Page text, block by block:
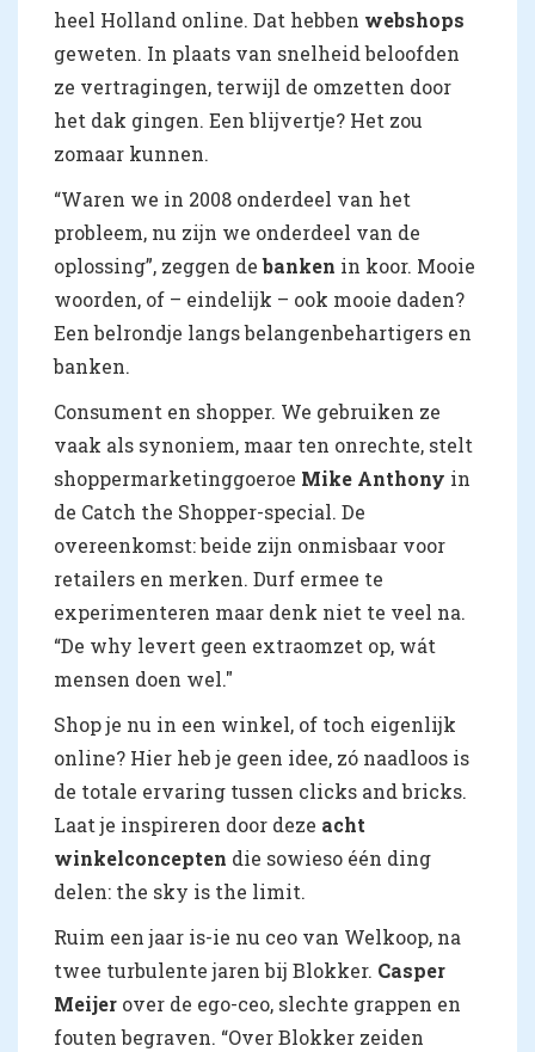
heel Holland online. Dat hebben webshops
geweten. In plaats van snelheid beloofden
ze vertragingen, terwijl de omzetten door
het dak gingen. Een blijvertje? Het zou
zomaar kunnen.
“Waren we in 2008 onderdeel van het
probleem, nu zijn we onderdeel van de
oplossing”, zeggen debanken in koor. Mooie
woorden, of – eindelijk – ook mooie daden?
Een belrondje langs belangenbehartigers en
banken.
Consument en shopper. We gebruiken ze
vaak als synoniem, maar ten onrechte, stelt
shoppermarketinggoeroe Mike Anthony in
de Catch the Shopper-special. De
overeenkomst: beide zijn onmisbaar voor
retailers en merken. Durf ermee te
experimenteren maar denk niet te veel na.
“De why levert geen extraomzet op, wát
mensen doen wel."
Shop je nu in een winkel, of toch eigenlijk
online? Hier heb je geen idee, zó naadloos is
de totale ervaring tussen clicks and bricks.
Laat je inspireren door deze acht
winkelconcepten die sowieso één ding
delen: the sky is the limit.
Ruim een jaar is-ie nu ceo van Welkoop, na
twee turbulente jaren bij Blokker. Casper
Meijer over de ego-ceo, slechte grappen en
fouten begraven. “Over Blokker zeiden